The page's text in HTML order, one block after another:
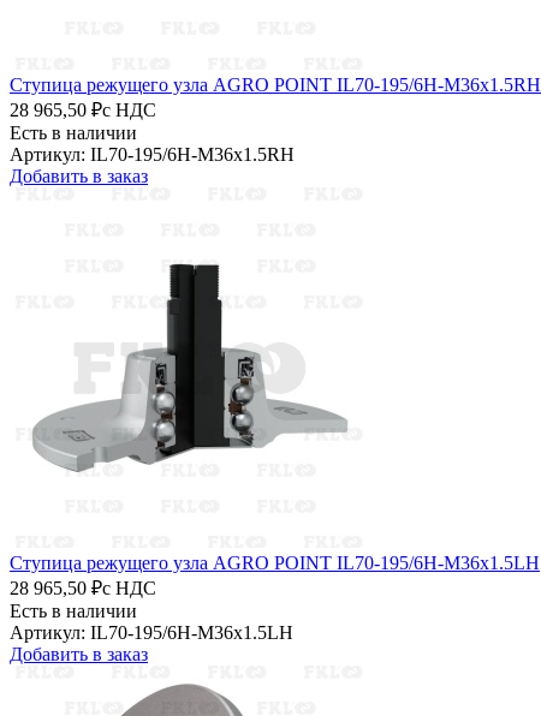
Ступица режущего узла AGRO POINT IL70-195/6H-M36x1.5RH
28 965,50 ₽с НДС
Есть в наличии
Артикул: IL70-195/6H-M36x1.5RH
Добавить в заказ
Ступица режущего узла AGRO POINT IL70-195/6H-M36x1.5LH
28 965,50 ₽с НДС
Есть в наличии
Артикул: IL70-195/6H-M36x1.5LH
Добавить в заказ